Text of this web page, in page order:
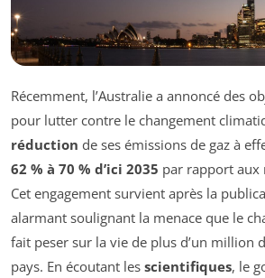
Récemment, l’Australie a annoncé des
pour lutter contre le changement
réduction de ses émissions de gaz à
62 % à 70 % d’ici 2035 par rapport aux
Cet engagement survient après la
alarmant soulignant la menace que le
fait peser sur la vie de plus d’un million
pays. En écoutant les scientifiques, le